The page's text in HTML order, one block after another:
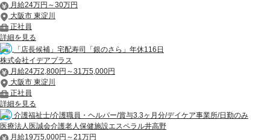
月給24万円～30万円
大阪市 東淀川
正社員
詳細を見る
「店長候補」宅配寿司「銀のさら」年休116日
株式会社イデアプラス
月給24万2,800円～31万5,000円
大阪市 東淀川
正社員
詳細を見る
介護福祉士/介護職員・ヘルパー/賞与3.3ヶ月分/デイケア事業所/日勤のみ
医療法人医誠会介護老人保健施設エスペラル井高野
月給19万5,000円～21万円